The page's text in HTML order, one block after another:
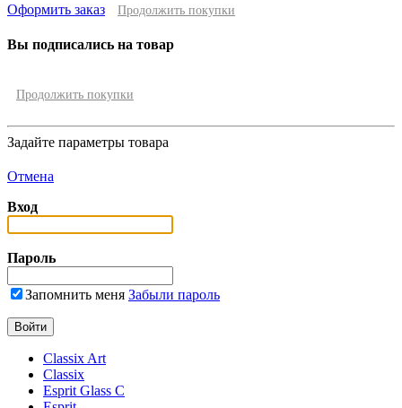
Оформить заказ Продолжить покупки
Вы подписались на товар
Продолжить покупки
Задайте параметры товара
Отмена
Вход
Пароль
Запомнить меня Забыли пароль
Classix Art
Classix
Esprit Glass C